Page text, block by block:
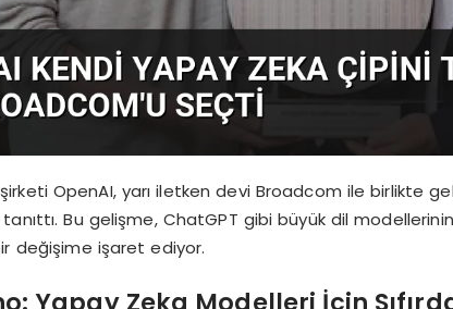
OpenAI, yarı iletken devi Broadcom ile birlikte
Bu gelişme, ChatGPT gibi büyük dil
değişime işaret ediyor.